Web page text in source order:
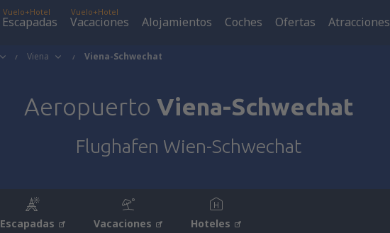
Vuelo+Hotel
Escapadas
Vuelo+Hotel
Vacaciones Alojamientos Coches Ofertas Atracciones
Viena Viena-Schwechat
Aeropuerto Viena-Schwechat
Flughafen Wien-Schwechat
Escapadas Vacaciones Hoteles